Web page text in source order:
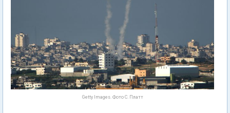
Getty Images. Фото С. Платт